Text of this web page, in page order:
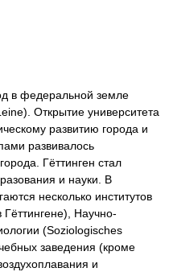
в федеральной земле
Открытие университета
развитию города и
развивалось
Гёттинген стал
и науки. В
несколько институтов
Научно-
(Soziologisches
заведения (кроме
и